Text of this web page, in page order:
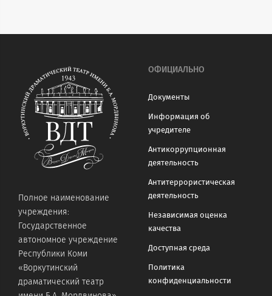
Полное наименование
учреждения:
Государственное
автономное учреждение
Республики Коми
«Воркутинский
драматический театр
ОФИЦИАЛЬНО
Документы
Информация об
учредителе
Антикоррупционная
деятельность
Антитеррористическая
деятельность
Независимая оценка
качества
Доступная среда
Политика
конфиденциальности